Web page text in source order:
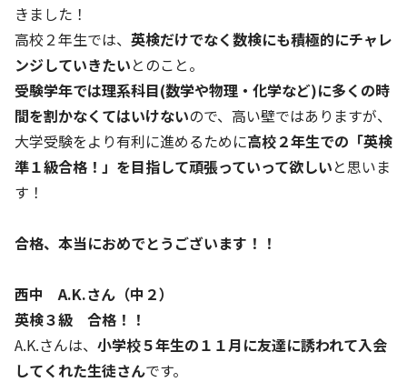
きました！
高校２年生では、 英検だけでなく数検にも積極的にチャレ
ンジしていきたいとのこと。
受験学年では理系科目(数学や物理・化学など)に多くの時
間を割かなくてはいけないので、高い壁ではありますが、
大学受験をより有利に進めるために高校２年生での「英検
準１級合格！」を目指して頑張っていって欲しいと思いま
す！
合格、本当におめでとうございます！！
西中 A.K.さん（中２）
英検３級 合格！！
A.K.さんは、 小学校５年生の１１月に友達に誘われて入会
してくれた生徒さんです。